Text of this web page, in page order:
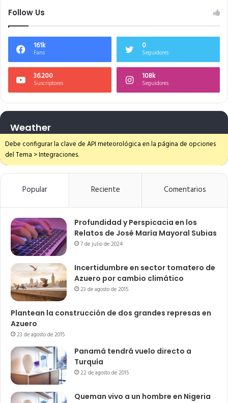
Follow Us
161k
Fans
0
Seguidores
36.200
Suscriptores
108k
Seguidores
Weather
Debe configurar la clave de API meteorológica en la página de opciones
del Tema > Integraciones.
Popular Reciente Comentarios
Profundidad y Perspicacia en los
Relatos de José María Mayoral Subias
7 de julio de 2024
Incertidumbre en sector tomatero de
Azuero por cambio climático
23 de agosto de 2015
Plantean la construcción de dos grandes represas en
Azuero
23 de agosto de 2015
Panamá tendrá vuelo directo a
Turquía
22 de agosto de 2015
Queman vivo a un hombre en Nigeria